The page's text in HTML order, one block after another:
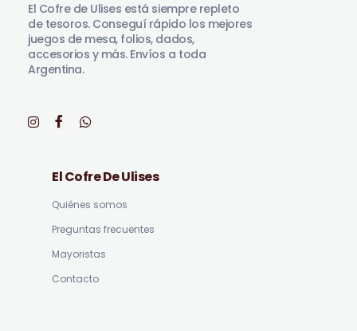
El Cofre de Ulises está siempre repleto
de tesoros. Conseguí rápido los mejores
juegos de mesa, folios, dados,
accesorios y más. Envíos a toda
Argentina.
El Cofre De Ulises
Quiénes somos
Preguntas frecuentes
Mayoristas
Contacto